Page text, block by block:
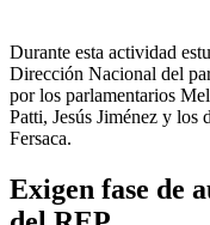
Durante esta actividad
Dirección Nacional del
por los parlamentarios
Patti, Jesús Jiménez y los
Fersaca.
Exigen fase de